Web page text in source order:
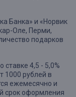
Банка» и «Норвик
Оле, Перми,
подарков
4,5 - 5,0%
1000 рублей в
ежемесячно и
срок оформления